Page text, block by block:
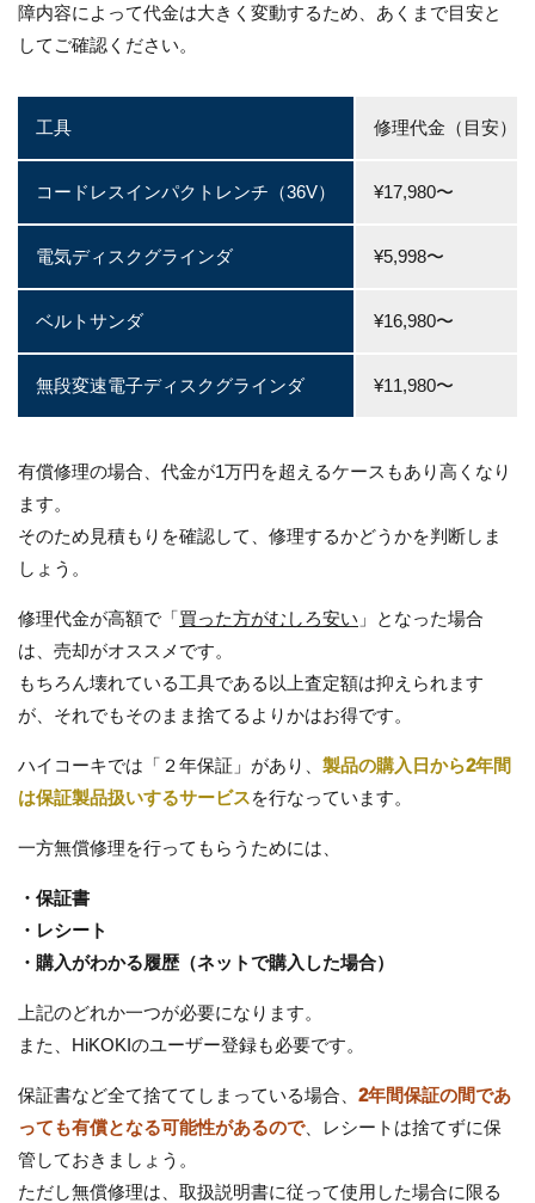
障内容によって代金は大きく変動するため、あくまで目安と
してご確認ください。
工具 修理代金（目安）
コードレスインパクトレンチ（36V） ¥17,980〜
電気ディスクグラインダ ¥5,998〜
ベルトサンダ ¥16,980〜
無段変速電子ディスクグラインダ ¥11,980〜
有償修理の場合、代金が1万円を超えるケースもあり高くなり
ます。
そのため見積もりを確認して、修理するかどうかを判断しま
しょう。
修理代金が高額で「買った方がむしろ安い 」となった場合
は、売却がオススメです。
もちろん壊れている工具である以上査定額は抑えられます
が、それでもそのまま捨てるよりかはお得です。
ハイコーキでは「２年保証」があり、 製品の購入日から2年間
は保証製品扱いするサービスを行なっています。
一方無償修理を行ってもらうためには、
・保証書
・レシート
・購入がわかる履歴（ネットで購入した場合）
上記のどれか一つが必要になります。
また、HiKOKIのユーザー登録も必要です。
保証書など全て捨ててしまっている場合、 2年間保証の間であ
っても有償となる可能性があるので、レシートは捨てずに保
管しておきましょう。
ただし無償修理は、取扱説明書に従って使用した場合に限る